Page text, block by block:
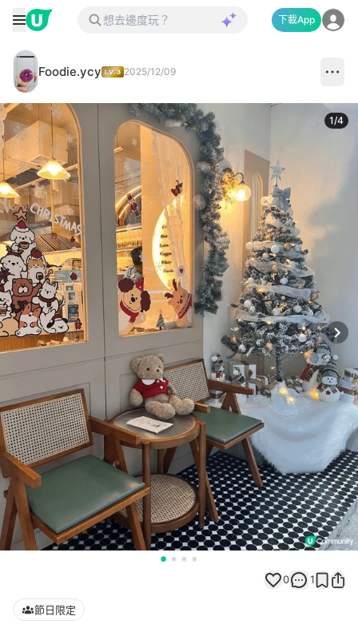
下載App
Foodie.ycy 2025/12/09
1/4
0 1
節日限定